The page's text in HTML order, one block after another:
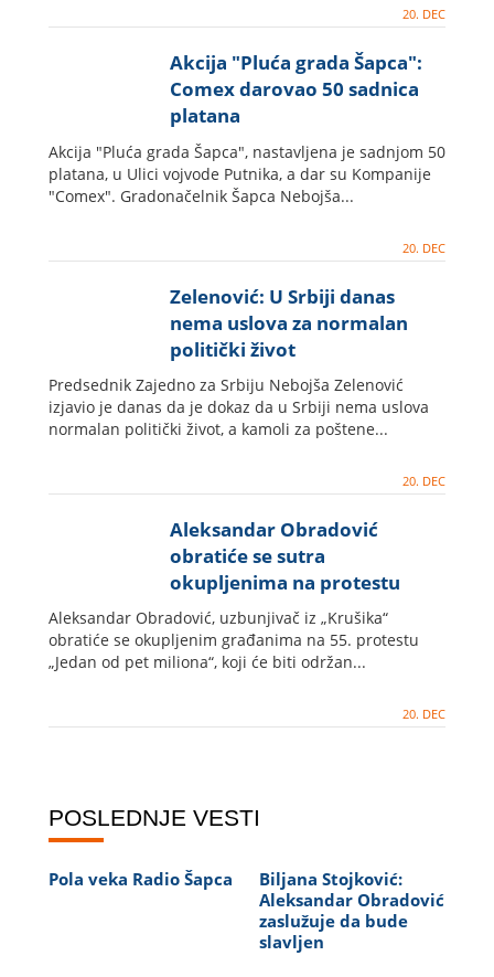
20. DEC
Akcija "Pluća grada Šapca":
Comex darovao 50 sadnica
platana
Akcija "Pluća grada Šapca", nastavljena je sadnjom 50
platana, u Ulici vojvode Putnika, a dar su Kompanije
"Comex". Gradonačelnik Šapca Nebojša...
20. DEC
Zelenović: U Srbiji danas
nema uslova za normalan
politički život
Predsednik Zajedno za Srbiju Nebojša Zelenović
izjavio je danas da je dokaz da u Srbiji nema uslova
normalan politički život, a kamoli za poštene...
20. DEC
Aleksandar Obradović
obratiće se sutra
okupljenima na protestu
"Jedan od pet miliona"
Aleksandar Obradović, uzbunjivač iz „Krušika“
obratiće se okupljenim građanima na 55. protestu
„Jedan od pet miliona“, koji će biti održan...
20. DEC
POSLEDNJE VESTI
Pola veka Radio Šapca
Biljana Stojković:
Aleksandar Obradović
zaslužuje da bude
slavljen